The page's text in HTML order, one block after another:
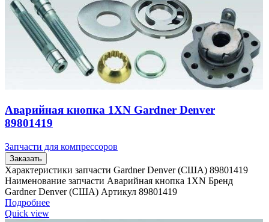
Аварийная кнопка 1XN Gardner Denver
89801419
Запчасти для компрессоров
Заказать
Характеристики запчасти Gardner Denver (США) 89801419
Наименование запчасти Аварийная кнопка 1XN Бренд
Gardner Denver (США) Артикул 89801419
Подробнее
Quick view